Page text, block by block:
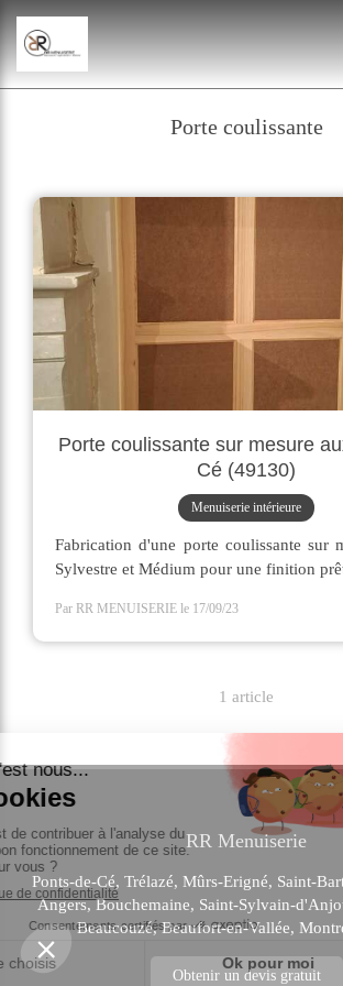
Porte coulissante
Porte coulissante sur mesure
Cé (49130)
Menuiserie intérieure
Fabrication d'une porte coulissante sur
Sylvestre et Médium pour une finition
Par RR MENUISERIE le 17/09/23
1 article
RR Menuiserie
Ponts-de-Cé, Trélazé, Mûrs-Erigné, Saint-
Angers, Bouchemaine, Saint-Sylvain-
Beaucouzé, Beaufort-en-Vallée,
Obtenir un devis gratuit